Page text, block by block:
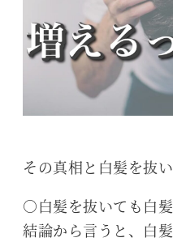
その真相と白髪を抜
○白髪を抜いても白
結論から言うと、白